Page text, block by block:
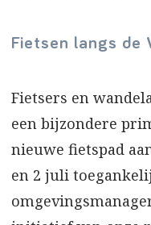
Fietsen langs de
Fietsers en
een bijzondere
nieuwe fietspad
en 2 juli